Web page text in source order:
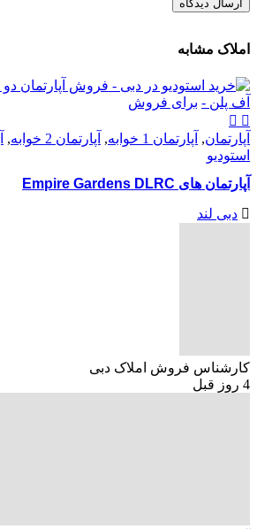
املاک مشابه
آف پلن - برای فروش
آپارتمان, آپارتمان 1 خوابه , آپارتمان 2 خوابه ,
استودیو
آپارتمان های Empire Gardens DLRC
دبی لند
کارشناس فروش املاک دبی
4 روز قبل